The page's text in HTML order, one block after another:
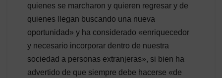
quienes se marcharon y quieren regresar y de
quienes llegan buscando una nueva
oportunidad» y ha considerado «enriquecedor
y necesario incorporar dentro de nuestra
sociedad a personas extranjeras», si bien ha
advertido de que siempre debe hacerse «de